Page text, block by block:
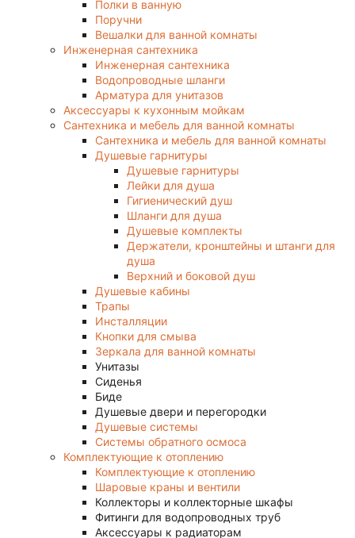
Полки в ванную
Поручни
Вешалки для ванной комнаты
Инженерная сантехника
Инженерная сантехника
Водопроводные шланги
Арматура для унитазов
Аксессуары к кухонным мойкам
Сантехника и мебель для ванной комнаты
Сантехника и мебель для ванной комнаты
Душевые гарнитуры
Душевые гарнитуры
Лейки для душа
Гигиенический душ
Шланги для душа
Душевые комплекты
Держатели, кронштейны и штанги для
душа
Верхний и боковой душ
Душевые кабины
Трапы
Инсталляции
Кнопки для смыва
Зеркала для ванной комнаты
Унитазы
Сиденья
Биде
Душевые двери и перегородки
Душевые системы
Системы обратного осмоса
Комплектующие к отоплению
Комплектующие к отоплению
Шаровые краны и вентили
Коллекторы и коллекторные шкафы
Фитинги для водопроводных труб
Аксессуары к радиаторам